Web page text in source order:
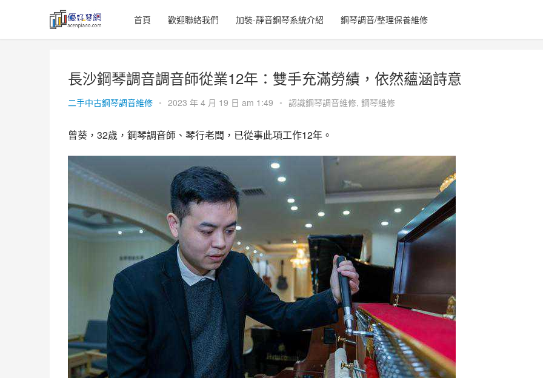
首頁 歡迎聯絡我們 加裝-靜音鋼琴系統介紹 鋼琴調音/整理保養維修
長沙鋼琴調音調音師從業12年：雙手充滿勞績，依然蘊涵詩意
二手中古鋼琴調音維修 • 2023 年 4 月 19 日 am 1:49 • 認識鋼琴調音維修, 鋼琴維修
曾葵，32歲，鋼琴調音師、琴行老闆，已從事此項工作12年。